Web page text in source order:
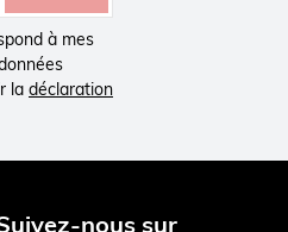
à mes
la déclaration
nous sur